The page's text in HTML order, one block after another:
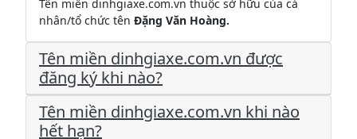
Tên miền dinhgiaxe.com.vn thuộc sở hữu của cá
nhân/tổ chức tên Đặng Văn Hoàng.
Tên miền dinhgiaxe.com.vn được
đăng ký khi nào?
Tên miền dinhgiaxe.com.vn khi nào
hết hạn?